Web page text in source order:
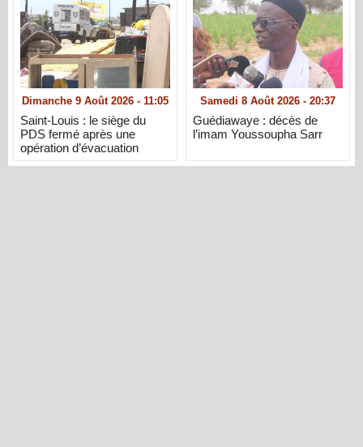
Dimanche 9 Août 2026 - 11:05
Saint-Louis : le siège du
PDS fermé après une
opération d’évacuation
Samedi 8 Août 2026 - 20:37
Guédiawaye : décès de
l’imam Youssoupha Sarr